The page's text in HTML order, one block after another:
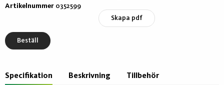
Artikelnummer 0352599
Skapa pdf
Beställ
Specifikation Beskrivning Tillbehör